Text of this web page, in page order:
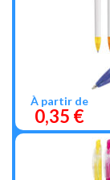
À partir de
0,35 €